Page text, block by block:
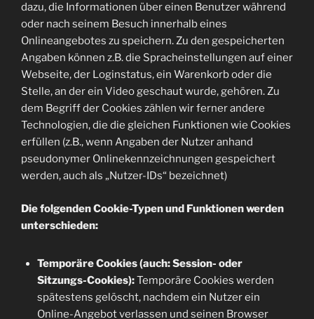
dazu, die Informationen über einen Benutzer während
oder nach seinem Besuch innerhalb eines
Onlineangebotes zu speichern. Zu den gespeicherten
Angaben können z.B. die Spracheinstellungen auf einer
Webseite, der Loginstatus, ein Warenkorb oder die
Stelle, an der ein Video geschaut wurde, gehören. Zu
dem Begriff der Cookies zählen wir ferner andere
Technologien, die die gleichen Funktionen wie Cookies
erfüllen (z.B., wenn Angaben der Nutzer anhand
pseudonymer Onlinekennzeichnungen gespeichert
werden, auch als „Nutzer-IDs“ bezeichnet)
Die folgenden Cookie-Typen und Funktionen werden
unterschieden:
Temporäre Cookies (auch: Session- oder
Sitzungs-Cookies):Temporäre Cookies werden
spätestens gelöscht, nachdem ein Nutzer ein
Online-Angebot verlassen und seinen Browser